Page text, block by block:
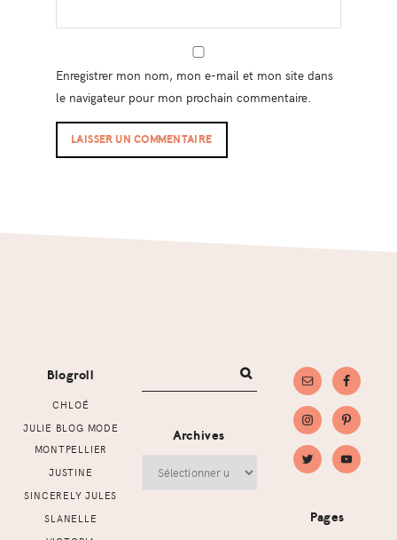
Enregistrer mon nom, mon e-mail et mon site dans
le navigateur pour mon prochain commentaire.
Blogroll
CHLOÉ
JULIE BLOG MODE
MONTPELLIER
JUSTINE
SINCERELY JULES
SLANELLE
Archives
Pages